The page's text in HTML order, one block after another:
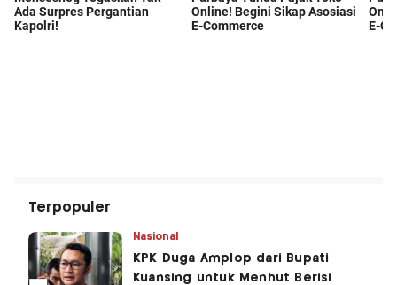
Terpopuler
Nasional
KPK Duga Amplop dari Bupati
Kuansing untuk Menhut Berisi